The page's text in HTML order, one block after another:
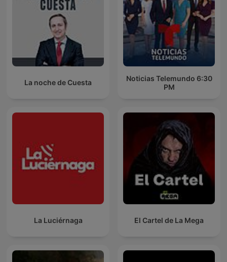
La noche de Cuesta
Noticias Telemundo 6:30
PM
La Luciérnaga El Cartel de La Mega